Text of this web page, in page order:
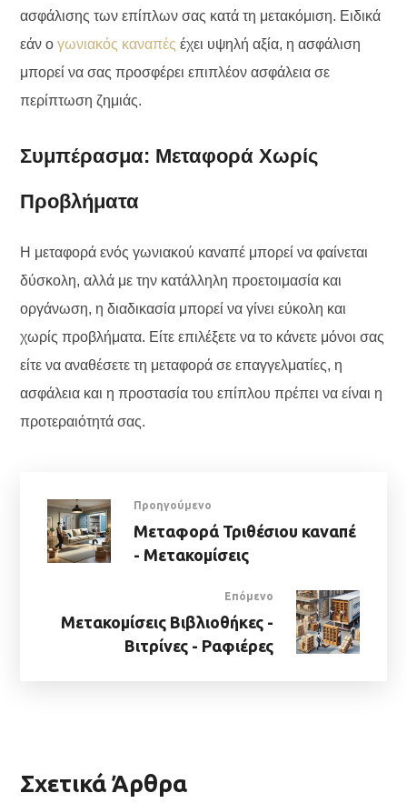
ασφάλισης των επίπλων σας κατά τη μετακόμιση. Ειδικά
εάν ογωνιακός καναπές έχει υψηλή αξία, η ασφάλιση
μπορεί να σας προσφέρει επιπλέον ασφάλεια σε
περίπτωση ζημιάς.
Συμπέρασμα: Μεταφορά Χωρίς
Προβλήματα
Η μεταφορά ενός γωνιακού καναπέ μπορεί να φαίνεται
δύσκολη, αλλά με την κατάλληλη προετοιμασία και
οργάνωση, η διαδικασία μπορεί να γίνει εύκολη και
χωρίς προβλήματα. Είτε επιλέξετε να το κάνετε μόνοι σας
είτε να αναθέσετε τη μεταφορά σε επαγγελματίες, η
ασφάλεια και η προστασία του επίπλου πρέπει να είναι η
προτεραιότητά σας.
Προηγούμενο
Μεταφορά Τριθέσιου καναπέ
- Μετακομίσεις
Επόμενο
Μετακομίσεις Βιβλιοθήκες -
Βιτρίνες - Ραφιέρες
Σχετικά Άρθρα